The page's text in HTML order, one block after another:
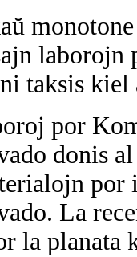
laborojn
taksis
por
donis
por
La
la planata